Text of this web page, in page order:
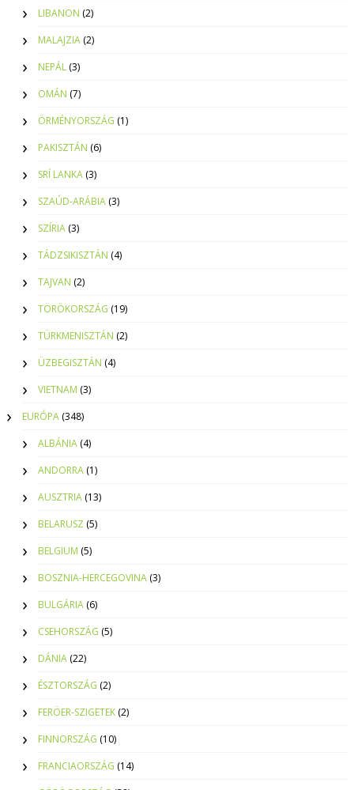
LIBANON (2)
MALAJZIA (2)
NEPÁL (3)
OMÁN (7)
ÖRMÉNYORSZÁG (1)
PAKISZTÁN (6)
SRÍ LANKA (3)
SZAÚD-ARÁBIA (3)
SZÍRIA (3)
TÁDZSIKISZTÁN (4)
TAJVAN (2)
TÖRÖKORSZÁG (19)
TÜRKMENISZTÁN (2)
ÜZBEGISZTÁN (4)
VIETNAM (3)
EURÓPA (348)
ALBÁNIA (4)
ANDORRA (1)
AUSZTRIA (13)
BELARUSZ (5)
BELGIUM (5)
BOSZNIA-HERCEGOVINA (3)
BULGÁRIA (6)
CSEHORSZÁG (5)
DÁNIA (22)
ÉSZTORSZÁG (2)
FERÖER-SZIGETEK (2)
FINNORSZÁG (10)
FRANCIAORSZÁG (14)